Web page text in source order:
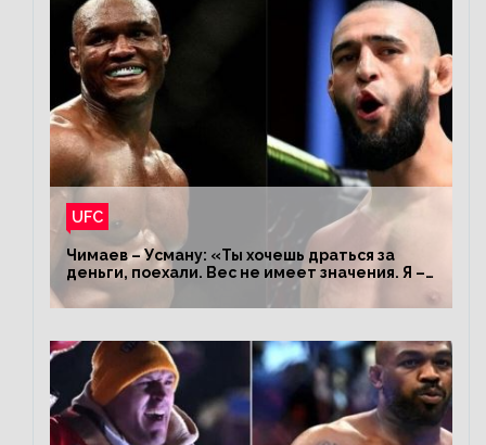
UFC
Чимаев – Усману: «Ты хочешь драться за
деньги, поехали. Вес не имеет значения. Я –
король»